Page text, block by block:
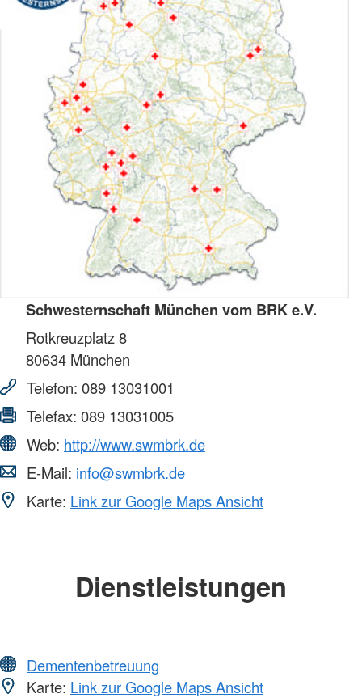
Schwesternschaft München vom BRK e.V.
Rotkreuzplatz 8
80634 München
Telefon: 089 13031001
Telefax: 089 13031005
Web: http://www.swmbrk.de
E-Mail: info@swmbrk.de
Karte: Link zur Google Maps Ansicht
Dienstleistungen
Dementenbetreuung
Karte: Link zur Google Maps Ansicht